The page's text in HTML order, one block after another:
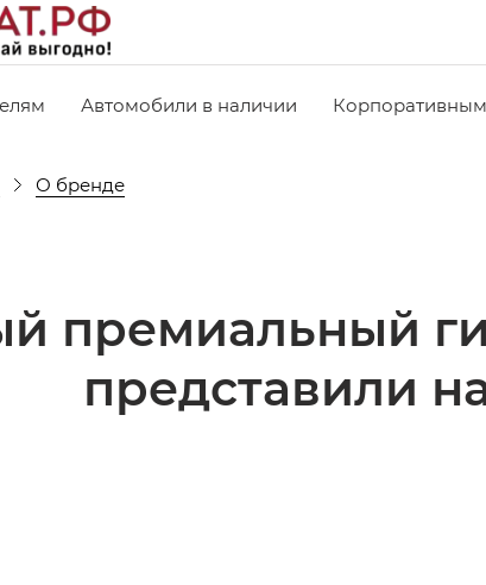
Автомобили в наличии
О бренде
премиальный
представили